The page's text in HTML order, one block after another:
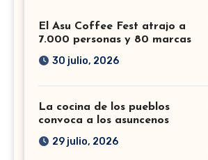
El Asu Coffee Fest atrajo a
7.000 personas y 80 marcas
30 julio, 2026
La cocina de los pueblos
convoca a los asuncenos
29 julio, 2026